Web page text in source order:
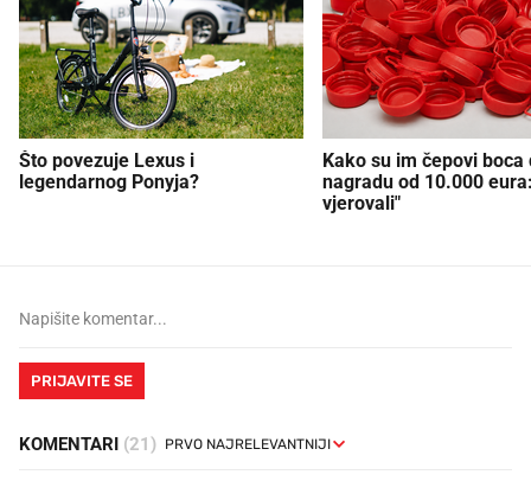
Što povezuje Lexus i
legendarnog Ponyja?
Kako su im čepovi boca
nagradu od 10.000
vjerovali"
PRIJAVITE SE
KOMENTARI (21)